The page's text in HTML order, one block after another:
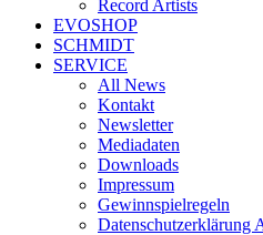
Record Artists
EVOSHOP
SCHMIDT
SERVICE
All News
Kontakt
Newsletter
Mediadaten
Downloads
Impressum
Gewinnspielregeln
Datenschutzerklärung